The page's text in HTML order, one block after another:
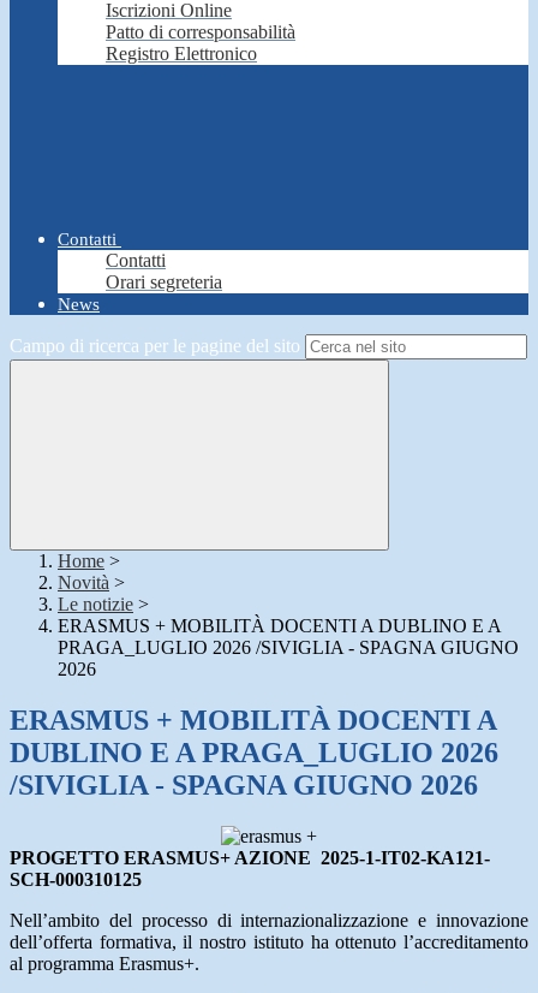
Iscrizioni Online
Patto di corresponsabilità
Registro Elettronico
Contatti
Contatti
Orari segreteria
News
Campo di ricerca per le pagine del sito
Home >
Novità >
Le notizie >
ERASMUS + MOBILITÀ DOCENTI A DUBLINO E A
PRAGA_LUGLIO 2026 /SIVIGLIA - SPAGNA GIUGNO
2026
ERASMUS + MOBILITÀ DOCENTI A
DUBLINO E A PRAGA_LUGLIO 2026
/SIVIGLIA - SPAGNA GIUGNO 2026
PROGETTO ERASMUS+ AZIONE 2025-1-IT02-KA121-
SCH-000310125
Nell’ambito del processo di internazionalizzazione e innovazione
dell’offerta formativa, il nostro istituto ha ottenuto l’accreditamento
al programma Erasmus+.